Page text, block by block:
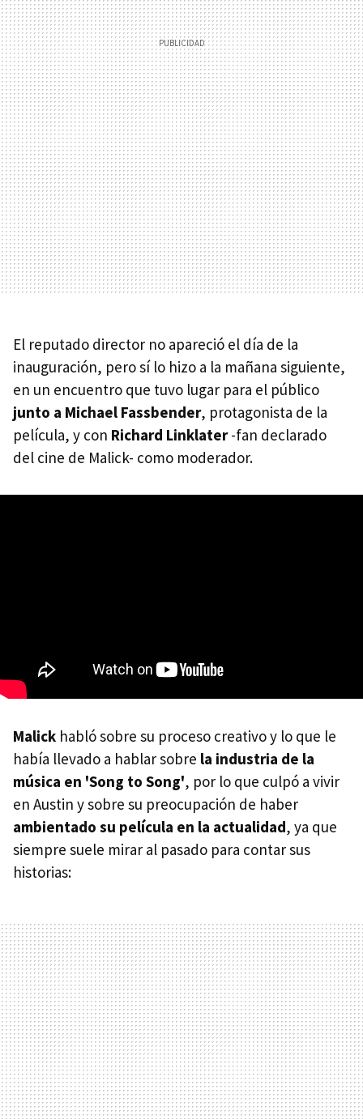
El reputado director no apareció el día de la
inauguración, pero sí lo hizo a la mañana siguiente,
en un encuentro que tuvo lugar para el público
junto a Michael Fassbender, protagonista de la
película, y con Richard Linklater-fan declarado
del cine de Malick- como moderador.
Malick habló sobre su proceso creativo y lo que le
había llevado a hablar sobre la industria de la
música en 'Song to Song', por lo que culpó a vivir
en Austin y sobre su preocupación de haber
ambientado su película en la actualidad, ya que
siempre suele mirar al pasado para contar sus
historias: